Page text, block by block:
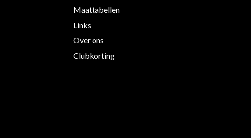
Maattabellen
Links
Over ons
Clubkorting